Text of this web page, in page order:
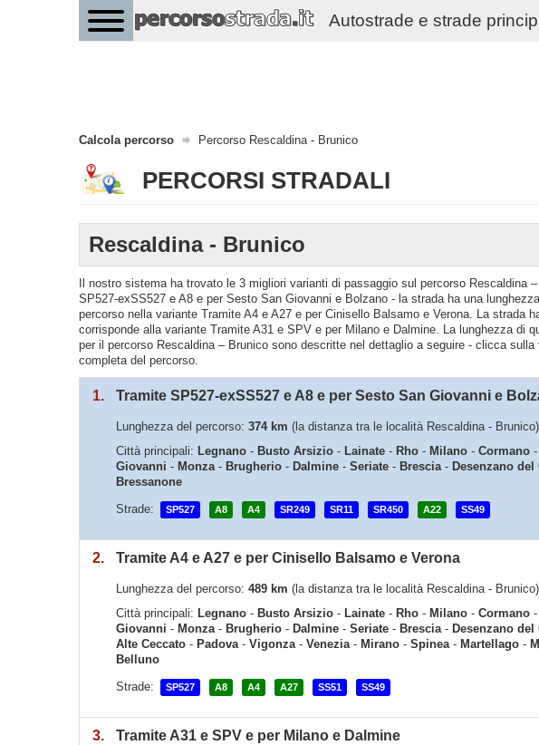
Autostrade e strade
Calcola percorso Percorso Rescaldina - Brunico
PERCORSI STRADALI
Rescaldina - Brunico
Il nostro sistema ha trovato le 3 migliori varianti di passaggio sul percorso Rescaldina
SP527-exSS527 e A8 e per Sesto San Giovanni e Bolzano - la strada ha una
percorso nella variante Tramite A4 e A27 e per Cinisello Balsamo e Verona. La strada
corrisponde alla variante Tramite A31 e SPV e per Milano e Dalmine. La lunghezza di
per il percorso Rescaldina – Brunico sono descritte nel dettaglio a seguire - clicca
completa del percorso.
1. Tramite SP527-exSS527 e A8 e per Sesto San Giovanni e
Lunghezza del percorso: 374 km (la distanza tra le località Rescaldina - Brunico)
Città principali: Legnano - Busto Arsizio - Lainate - Rho - Milano - Cormano -
Giovanni - Monza- Brugherio - Dalmine - Seriate - Brescia- Desenzano del
Bressanone
Strade:
SP527 A8 A4 SR249 SR11 SR450 A22 SS49
2. Tramite A4 e A27 e per Cinisello Balsamo e Verona
Lunghezza del percorso: 489 km (la distanza tra le località Rescaldina - Brunico)
Città principali: Legnano - Busto Arsizio - Lainate - Rho - Milano - Cormano -
Giovanni - Monza- Brugherio - Dalmine - Seriate - Brescia- Desenzano del
Alte Ceccato - Padova- Vigonza- Venezia- Mirano - Spinea- Martellago -
Belluno
Strade:
SP527 A8 A4 A27 SS51 SS49
3. Tramite A31 e SPV e per Milano e Dalmine